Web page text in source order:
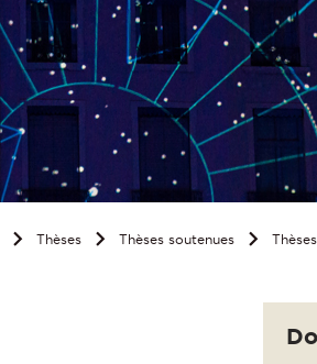
Thèses Thèses soutenues
Thèses